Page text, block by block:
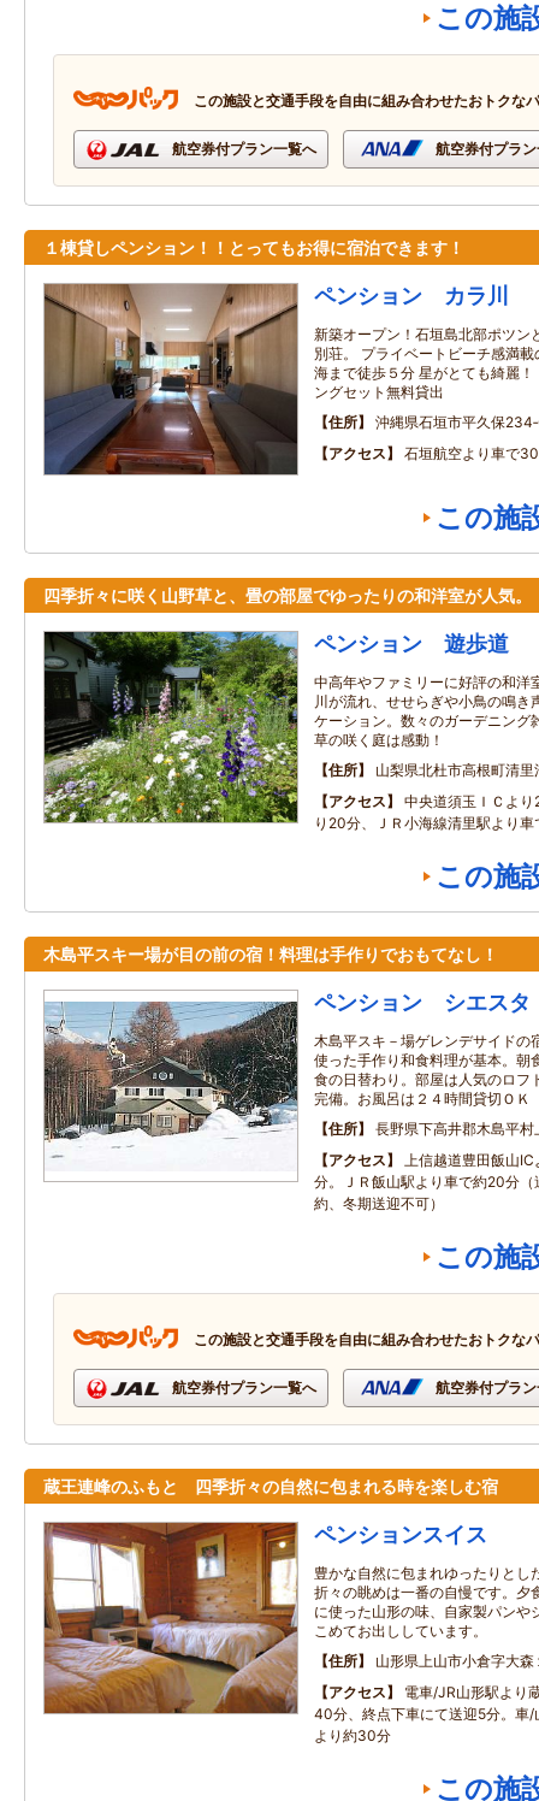
この施
この施設と交通手段を自由に組み合わせたおトクな
航空券付プラン一覧へ 航空券付プラ
１棟貸しペンション！！とってもお得に宿泊できます！
ペンション カラ川
新築オープン！石垣島北部ポツン
別荘。 プライベートビーチ感満
海まで徒歩５分 星がとても綺麗
ングセット無料貸出
住所
沖縄県石垣市平久保
アクセス
石垣航空より車で
この施
四季折々に咲く山野草と、畳の部屋でゆったりの和洋室が人気。
ペンション 遊歩道
中高年やファミリーに好評の和洋
川が流れ、せせらぎや小鳥の鳴き
ケーション。数々のガーデニング
草の咲く庭は感動！
住所
山梨県北杜市高根町清里
アクセス
中央道須玉ＩＣよ
り20分、ＪＲ小海線清里駅より車
この施
木島平スキー場が目の前の宿！料理は手作りでおもてなし！
ペンション シエスタ
木島平スキ－場ゲレンデサイドの
使った手作り和食料理が基本。朝
食の日替わり。部屋は人気のロフ
完備。お風呂は２４時間貸切ＯＫ
住所
長野県下高井郡木島平
アクセス
上信越道豊田飯山
分。ＪＲ飯山駅より車で約20分（
約、冬期送迎不可）
この施
この施設と交通手段を自由に組み合わせたおトクな
航空券付プラン一覧へ 航空券付プラ
蔵王連峰のふもと 四季折々の自然に包まれる時を楽しむ宿
ペンションスイス
豊かな自然に包まれゆったりとし
折々の眺めは一番の自慢です。夕
に使った山形の味、自家製パンや
こめてお出ししています。
住所
山形県上山市小倉字大森
アクセス
電車/JR山形駅より
40分、終点下車にて送迎5分。車/
より約30分
この施